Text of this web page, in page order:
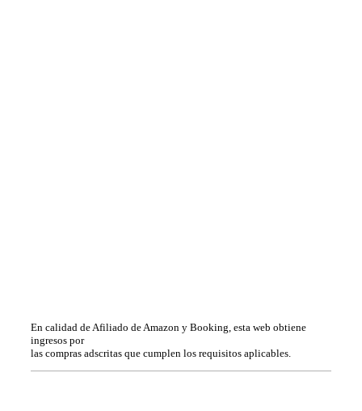
En calidad de Afiliado de Amazon y Booking, esta web obtiene
ingresos por
las compras adscritas que cumplen los requisitos aplicables.